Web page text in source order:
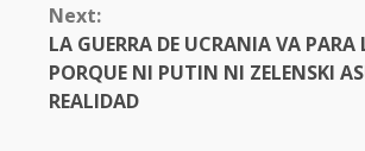
Next:
LA GUERRA DE UCRANIA VA PARA
PORQUE NI PUTIN NI ZELENSKI
REALIDAD